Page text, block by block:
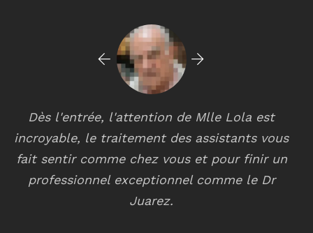
de Mlle Lola est
des assistants vous
vous et pour finir un
comme le Dr
Le service est excellent.
bon équipement et d'un
qualifié pour traiter les
liés à leur domaine. Les